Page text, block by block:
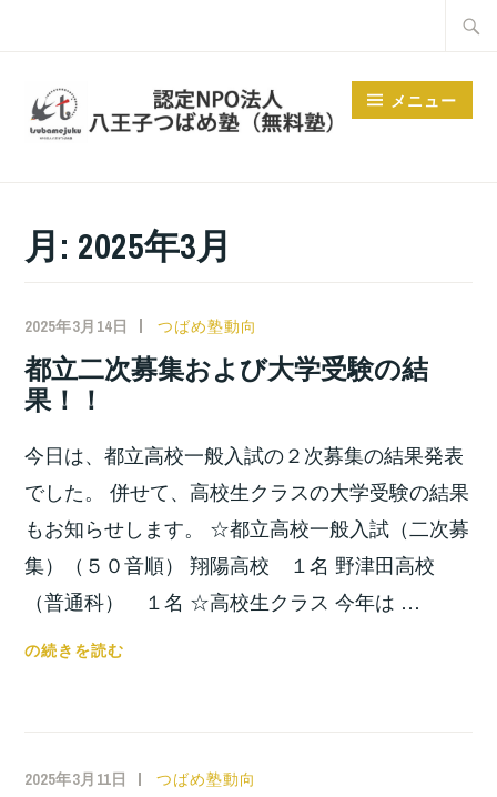
メニュー
月: 2025年3月
2025年3月14日
小
宮
位
つばめ塾動向
都立二次募集および大学受験の結
果！！
今日は、都立高校一般入試の２次募集の結果発表
でした。 併せて、高校生クラスの大学受験の結果
もお知らせします。 ☆都立高校一般入試（二次募
集）（５０音順） 翔陽高校 １名 野津田高校
（普通科） １名 ☆高校生クラス 今年は …
都
の続きを読む
2025年3月11日
小
つばめ塾動向